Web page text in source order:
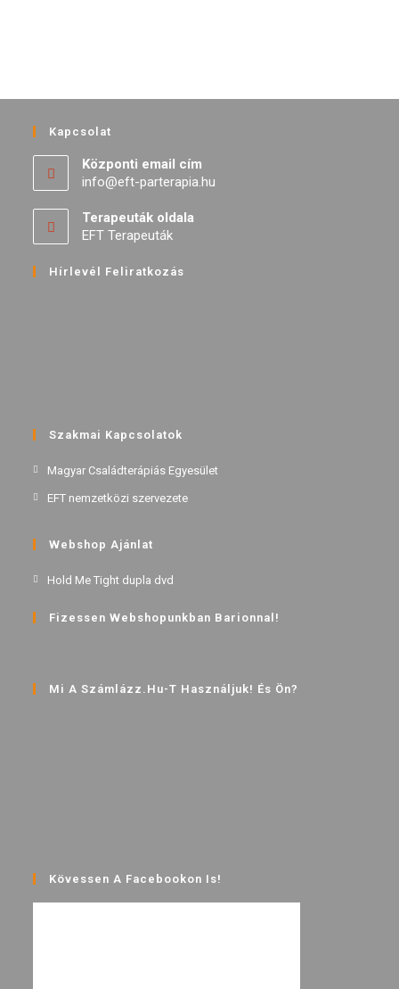
Kapcsolat
Központi email cím
info@eft-parterapia.hu
Terapeuták oldala
EFT Terapeuták
Hírlevél Feliratkozás
Szakmai Kapcsolatok
Magyar Családterápiás Egyesület
EFT nemzetközi szervezete
Webshop Ajánlat
Hold Me Tight dupla dvd
Fizessen Webshopunkban Barionnal!
Mi A Számlázz.hu-T Használjuk! És Ön?
Kövessen A Facebookon Is!